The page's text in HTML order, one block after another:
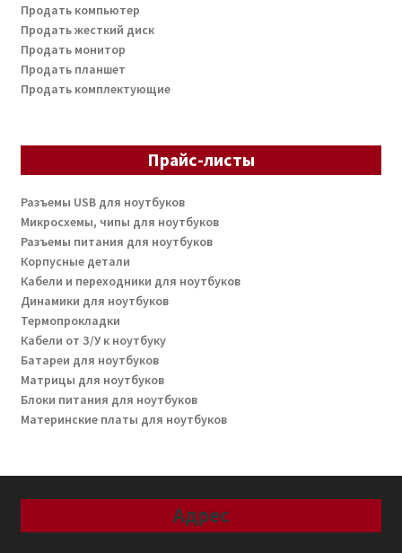
Продать компьютер
Продать жесткий диск
Продать монитор
Продать планшет
Продать комплектующие
Прайс-листы
Разъемы USB для ноутбуков
Микросхемы, чипы для ноутбуков
Разъемы питания для ноутбуков
Корпусные детали
Кабели и переходники для ноутбуков
Динамики для ноутбуков
Термопрокладки
Кабели от З/У к ноутбуку
Батареи для ноутбуков
Матрицы для ноутбуков
Блоки питания для ноутбуков
Материнские платы для ноутбуков
Адрес